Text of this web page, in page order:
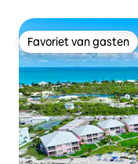
Favoriet van gasten
Favoriet van gasten